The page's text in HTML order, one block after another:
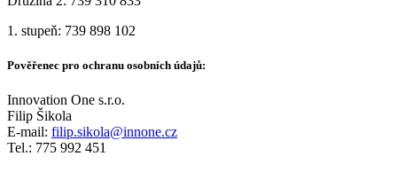
1. stupeň: 739 898 102
Pověřenec pro ochranu osobních údajů:
Innovation One s.r.o.
Filip Šikola
E-mail: filip.sikola@innone.cz
Tel.: 775 992 451